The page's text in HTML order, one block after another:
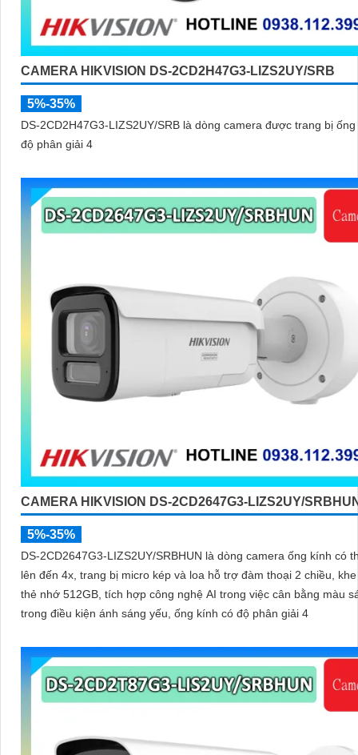
CAMERA HIKVISION DS-2CD2H47G3-LIZS2UY/SRB
5%-35%
DS-2CD2H47G3-LIZS2UY/SRB là dòng camera được trang bị
độ phân giải 4
CAMERA HIKVISION DS-2CD2647G3-LIZS2UY/
5%-35%
DS-2CD2647G3-LIZS2UY/SRBHUN là dòng camera ống kính có
lên đến 4x, trang bị micro kép và loa hỗ trợ đàm thoại 2 chiều,
thẻ nhớ 512GB, tích hợp công nghệ AI trong việc cân bằng màu
trong điều kiện ánh sáng yếu, ống kính có độ phân giải 4